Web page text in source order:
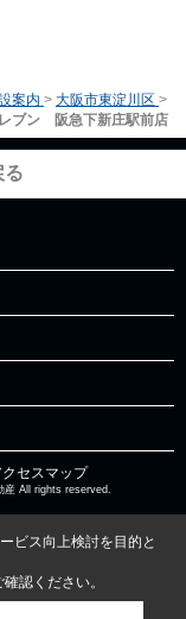
案内 > 大阪市東淀川区 >
ブン 阪急下新庄駅前店
る
クセスマップ
All rights reserved.
ビス向上検討を目的と
確認ください。